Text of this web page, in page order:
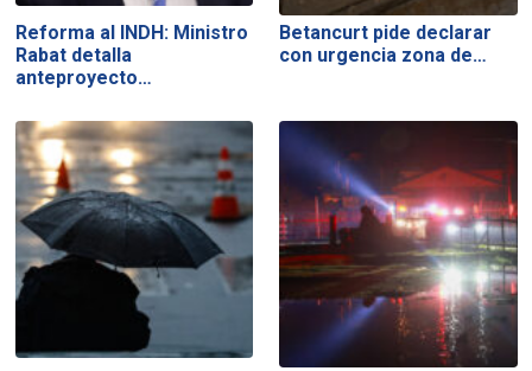
Reforma al INDH: Ministro
Rabat detalla
anteproyecto…
Betancurt pide declarar
con urgencia zona de…